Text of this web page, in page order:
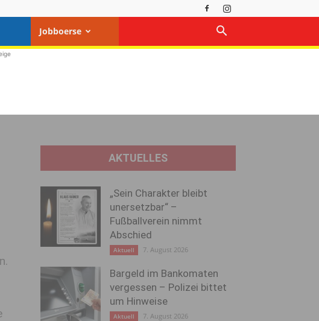
Jobboerse
AKTUELLES
„Sein Charakter bleibt
unersetzbar“ –
Fußballverein nimmt
Abschied
Aktuell 7. August 2026
Bargeld im Bankomaten
vergessen – Polizei bittet
um Hinweise
Aktuell 7. August 2026